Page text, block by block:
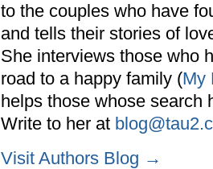
to the couples who have
and tells their stories of
She interviews those who
road to a happy family (My
helps those whose search
Write to her at
Visit Authors Blog →